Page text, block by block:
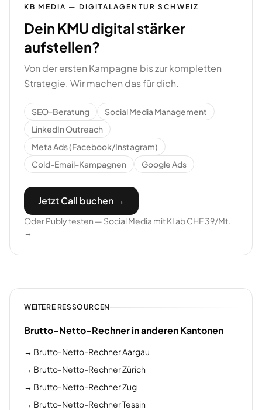
KB MEDIA — DIGITALAGENTUR SCHWEIZ
Dein KMU digital stärker
aufstellen?
Von der ersten Kampagne bis zur kompletten
Strategie. Wir machen das für dich.
SEO-Beratung
Social Media Management
LinkedIn Outreach
Meta Ads (Facebook/Instagram)
Cold-Email-Kampagnen
Google Ads
Jetzt Call buchen →
Oder Publy testen — Social Media mit KI ab CHF 39/Mt.
→
WEITERE RESSOURCEN
Brutto-Netto-Rechner in anderen Kantonen
→ Brutto-Netto-Rechner Aargau
→ Brutto-Netto-Rechner Zürich
→ Brutto-Netto-Rechner Zug
→ Brutto-Netto-Rechner Tessin